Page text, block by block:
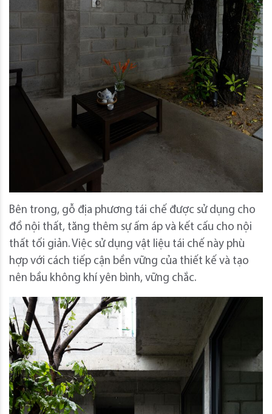
Bên trong, gỗ địa phương tái chế được sử dụng cho
đồ nội thất, tăng thêm sự ấm áp và kết cấu cho nội
thất tối giản. Việc sử dụng vật liệu tái chế này phù
hợp với cách tiếp cận bền vững của thiết kế và tạo
nên bầu không khí yên bình, vững chắc.